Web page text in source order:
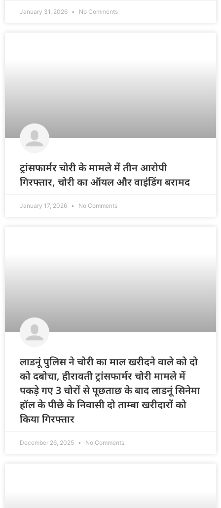
January 31, 2026 No Comments
ट्रांसफार्मर चोरी के मामले में तीन आरोपी
गिरफ्तार, चोरी का ऑयल और वाइंडिंग बरामद
January 17, 2026 No Comments
लाडनूं पुलिस ने चोरी का माल खरीदने वाले को दो
को दबोचा, हीरावती ट्रांसफार्मर चोरी मामले में
पकड़े गए 3 चोरों से पूछताछ के बाद लाडनूं सिनेमा
हॉल के पीछे के निवासी दो ताम्बा खरीदारों को
किया गिरफ्तार
December 26, 2025 No Comments